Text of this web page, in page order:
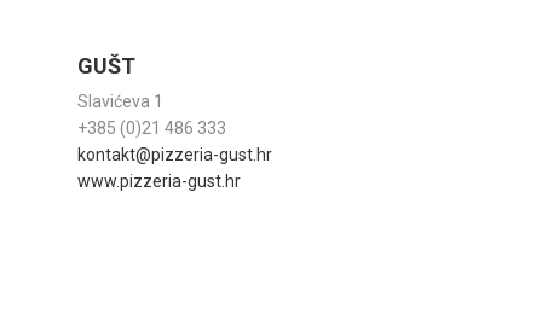
GUŠT
Slavićeva 1
+385 (0)21 486 333
kontakt@pizzeria-gust.hr
www.pizzeria-gust.hr